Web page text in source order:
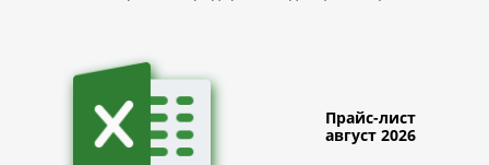
Прайс-лист
август 2026